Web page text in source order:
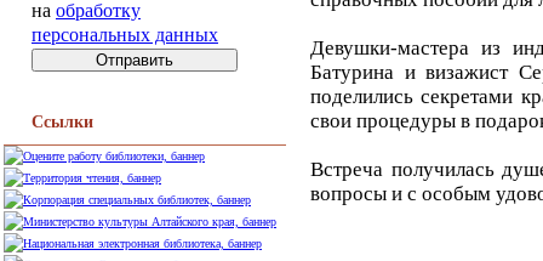
на обработку
персональных данных
Ссылки
Девушки-мастера из
Батурина и визажист
поделились секретами
свои процедуры в
Встреча получилась
вопросы и с особым